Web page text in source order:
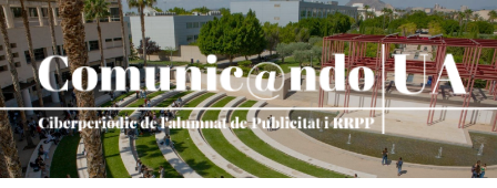
Saltar
al
contenido